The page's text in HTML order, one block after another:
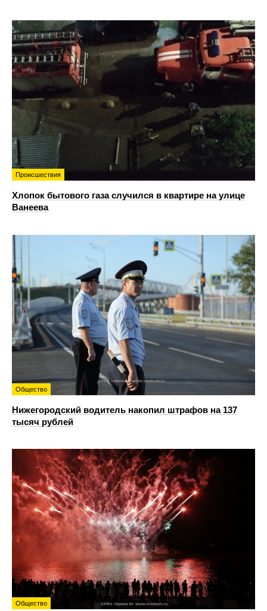
Происшествия
Хлопок бытового газа случился в квартире на улице
Ванеева
Общество
Нижегородский водитель накопил штрафов на 137
тысяч рублей
Общество